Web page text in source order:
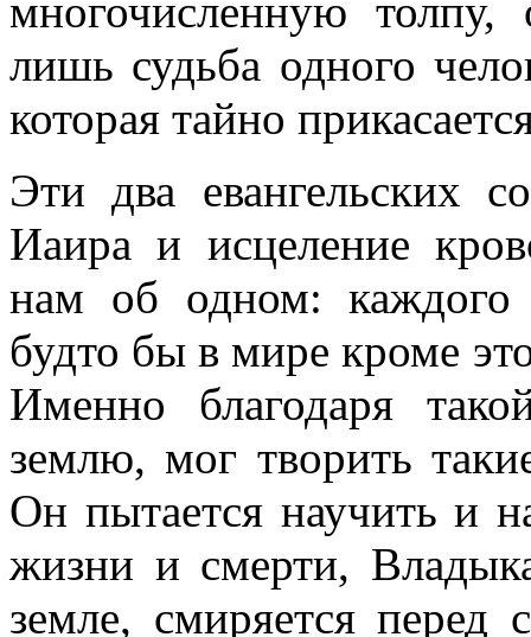
многочисленную
лишь судьба одного
которая тайно
Эти два евангельских
Иаира и исцеление
нам об одном: каждого
будто бы в мире кроме
Именно благодаря
землю, мог творить
Он пытается научить и
жизни и смерти,
земле, смиряется перед